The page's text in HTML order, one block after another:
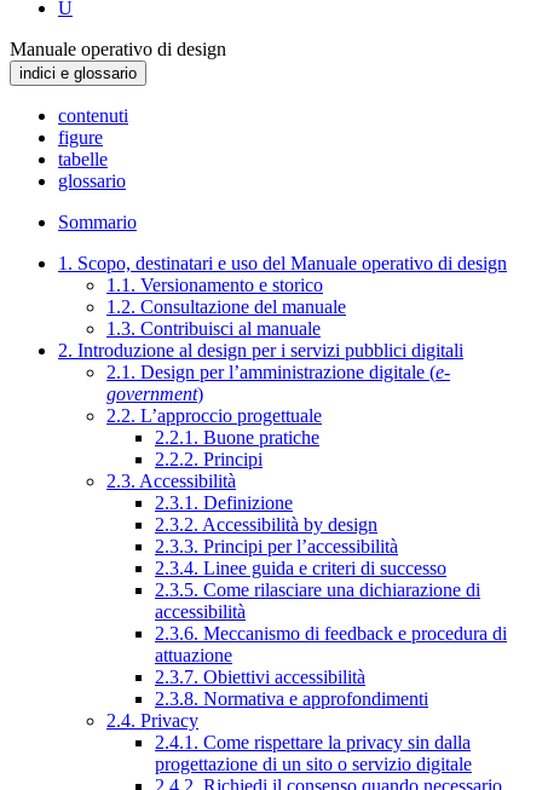
U
Manuale operativo di design
indici e glossario
contenuti
figure
tabelle
glossario
Sommario
1. Scopo, destinatari e uso del Manuale operativo di design
1.1. Versionamento e storico
1.2. Consultazione del manuale
1.3. Contribuisci al manuale
2. Introduzione al design per i servizi pubblici digitali
2.1. Design per l’amministrazione digitale (e-
government)
2.2. L’approccio progettuale
2.2.1. Buone pratiche
2.2.2. Principi
2.3. Accessibilità
2.3.1. Definizione
2.3.2. Accessibilità by design
2.3.3. Principi per l’accessibilità
2.3.4. Linee guida e criteri di successo
2.3.5. Come rilasciare una dichiarazione di
accessibilità
2.3.6. Meccanismo di feedback e procedura di
attuazione
2.3.7. Obiettivi accessibilità
2.3.8. Normativa e approfondimenti
2.4. Privacy
2.4.1. Come rispettare la privacy sin dalla
progettazione di un sito o servizio digitale
2.4.2. Richiedi il consenso quando necessario